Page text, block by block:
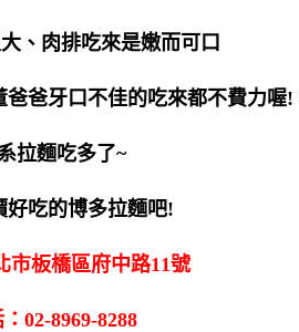
、肉排吃來是嫩而可口
爸牙口不佳的吃來都不費力喔!
拉麵吃多了~
好吃的博多拉麵吧!
市板橋區府中路11號
02-8969-8288